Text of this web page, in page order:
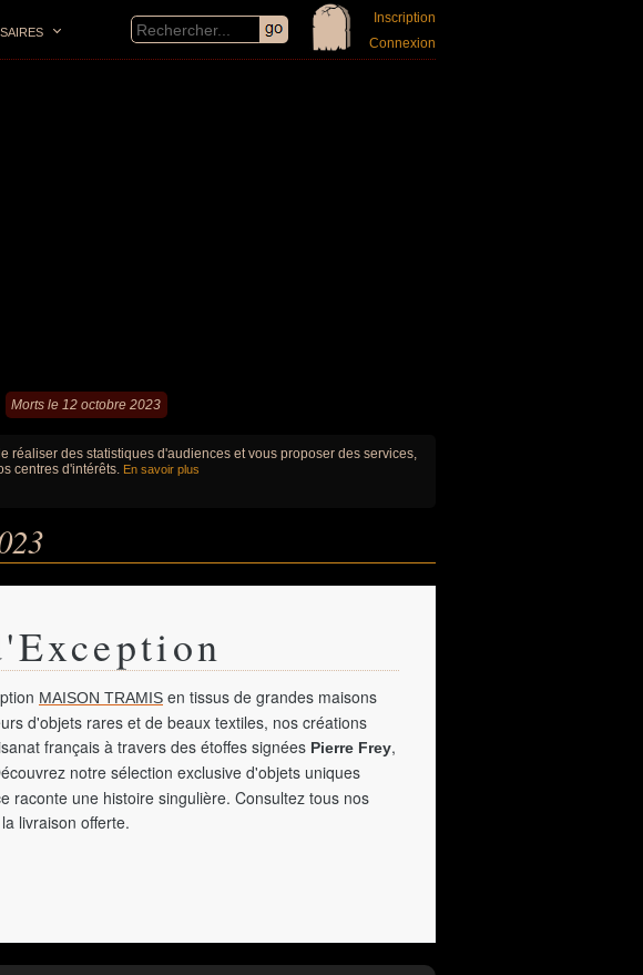
Inscription
Connexion
Morts le 12 octobre 2023
réaliser des statistiques d'audiences et vous proposer des services,
centres d'intérêts. En savoir plus
MAISON TRAMIS en tissus de grandes maisons
d'objets rares et de beaux textiles, nos créations
français à travers des étoffes signées Pierre Frey,
notre sélection exclusive d'objets uniques
raconte une histoire singulière. Consultez tous nos
livraison offerte.